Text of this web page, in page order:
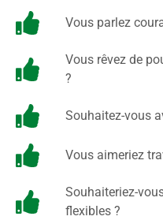
Vous parlez
Vous rêvez de
?
Souhaitez-vous
Vous aimeriez
Souhaiteriez-
flexibles ?